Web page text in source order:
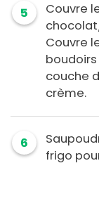
5
Couvre
Couvre
couche
crème.
6
frigo